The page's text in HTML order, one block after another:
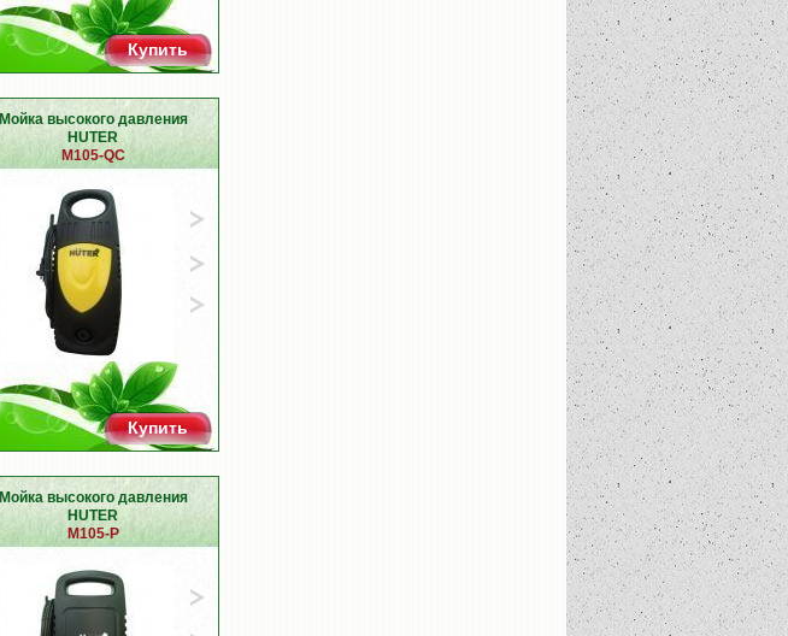
Купить
Мойка высокого давления
HUTER
M105-QC
Купить
Мойка высокого давления
HUTER
M105-P